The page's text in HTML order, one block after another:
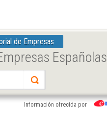
de Empresas
Españolas
Información ofrecida por